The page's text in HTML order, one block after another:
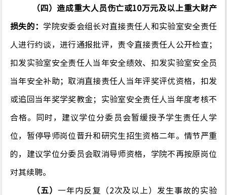
（四）造成重大人员伤亡或10万元及以上重大财产
损失的： 学院安委会组长对直接责任人和实验室安全责任
人进行约谈，进行通报批评，责令直接责任人公开检查；
扣发实验室安全责任人当年安全绩效、扣发实验室安全员
当年安全补助；取消直接责任人当年评奖评优资格，扣发
或追回当年奖学奖教金；实验室安全责任人当年度考核不
合格。同时，建议学位分委员会暂缓授予学生责任人学
位，暂停导师岗位晋升和研究生招生资格二年。情节严重
的，建议学位分委员会取消导师资格，学院不再按原岗位
对其续聘。
（五） 一年内反复（2次及以上）发生事故的实验